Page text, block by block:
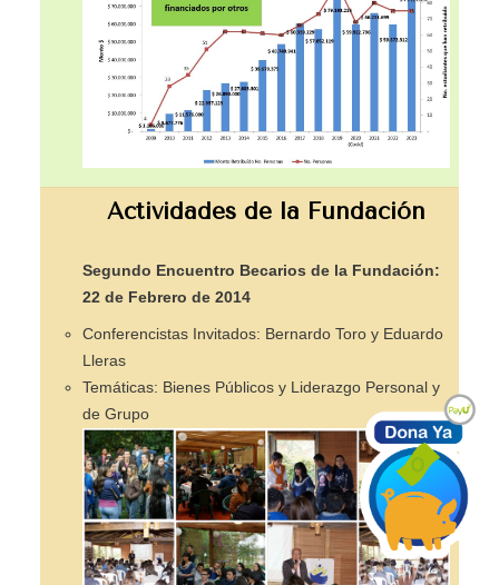
Actividades de la Fundación
Segundo Encuentro Becarios de la Fundación:
22 de Febrero de 2014
Conferencistas Invitados: Bernardo Toro y Eduardo
Lleras
Temáticas: Bienes Públicos y Liderazgo Personal y
de Grupo